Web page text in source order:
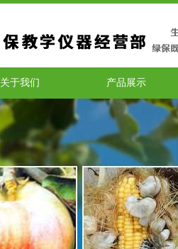
关于我们 产品展示